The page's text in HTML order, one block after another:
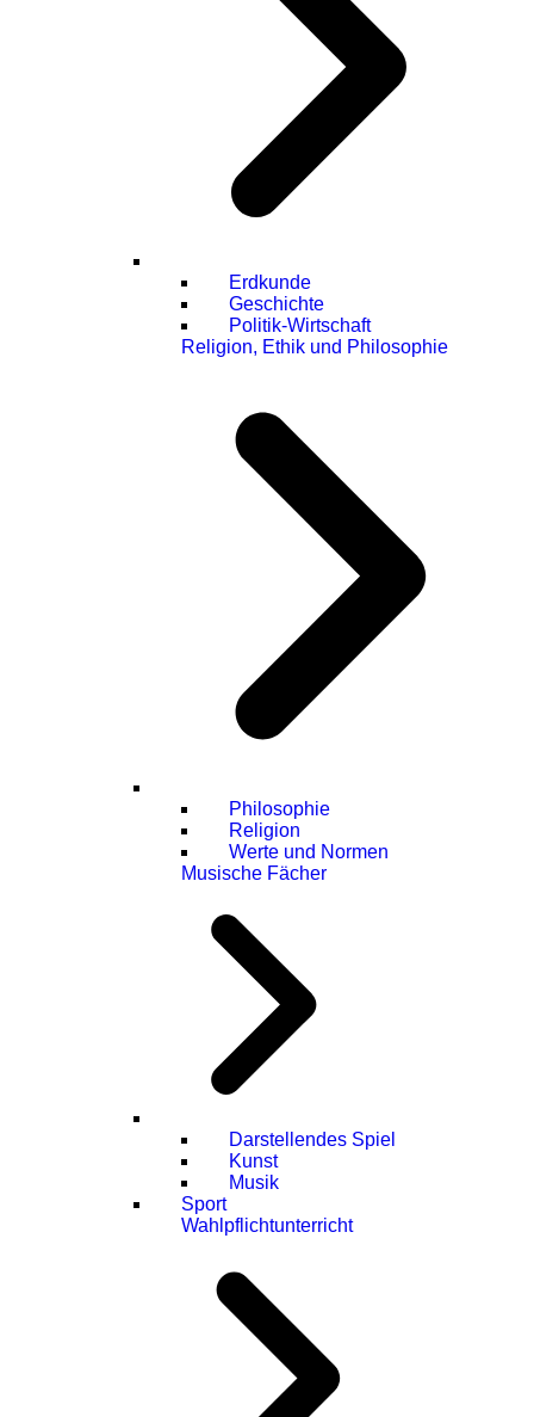
Erdkunde
Geschichte
Politik-Wirtschaft
Religion, Ethik und Philosophie
Philosophie
Religion
Werte und Normen
Musische Fächer
Darstellendes Spiel
Kunst
Musik
Sport
Wahlpflichtunterricht